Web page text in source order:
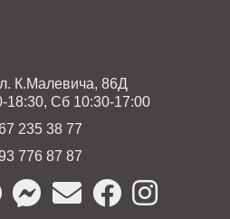
К.Малевича, 86Д
18:30, Сб 10:30-17:00
235 38 77
776 87 87